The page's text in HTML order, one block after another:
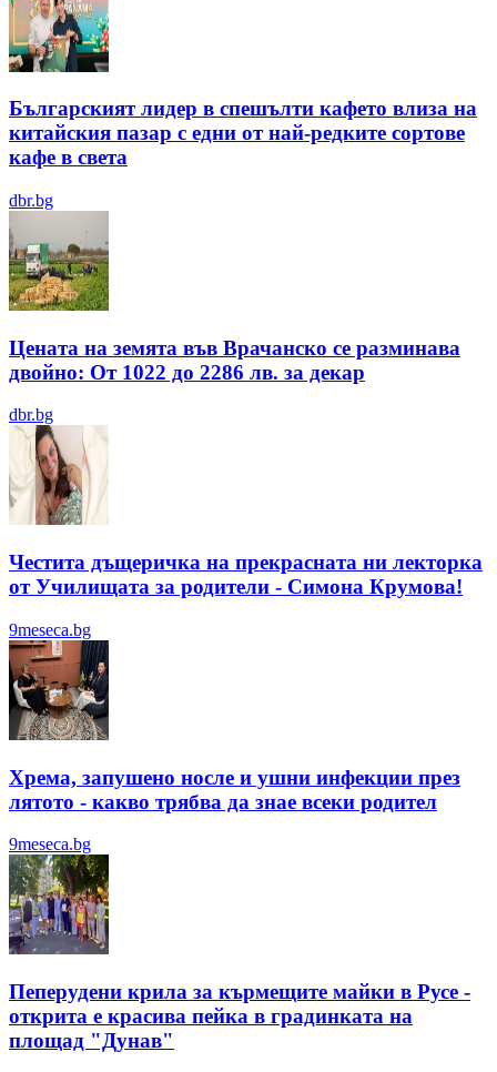
Българският лидер в спешълти кафето влиза на
китайския пазар с едни от най-редките сортове
кафе в света
dbr.bg
Цената на земята във Врачанско се разминава
двойно: От 1022 до 2286 лв. за декар
dbr.bg
Честита дъщеричка на прекрасната ни лекторка
от Училищата за родители - Симона Крумова!
9meseca.bg
Хрема, запушено носле и ушни инфекции през
лятотo - какво трябва да знае всеки родител
9meseca.bg
Пеперудени крила за кърмещите майки в Русе -
открита е красива пейка в градинката на
площад "Дунав"